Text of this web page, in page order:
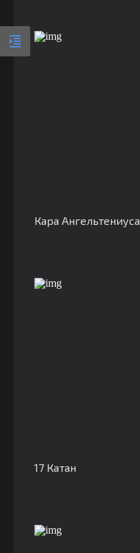
Кара Ангельтениуса
17 Катан